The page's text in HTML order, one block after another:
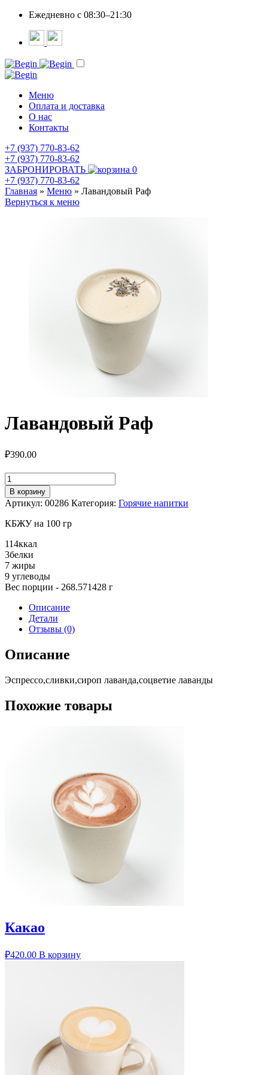
Ежедневно c 08:30–21:30
Меню
Оплата и доставка
О нас
Контакты
+7 (937) 770-83-62
+7 (937) 770-83-62
ЗАБРОНИРОВАТЬ
0
+7 (937) 770-83-62
Главная » Меню » Лавандовый Раф
Вернуться к меню
Лавандовый Раф
₽390.00
Количество
товара
Лавандовый
Раф
В корзину
Артикул: 00286 Категория: Горячие напитки
КБЖУ на 100 гр
114ккал
3белки
7 жиры
9 углеводы
Вес порции - 268.571428 г
Описание
Детали
Отзывы (0)
Описание
Эспрессо,сливки,сироп лаванда,соцветие лаванды
Похожие товары
Какао
₽420.00 В корзину